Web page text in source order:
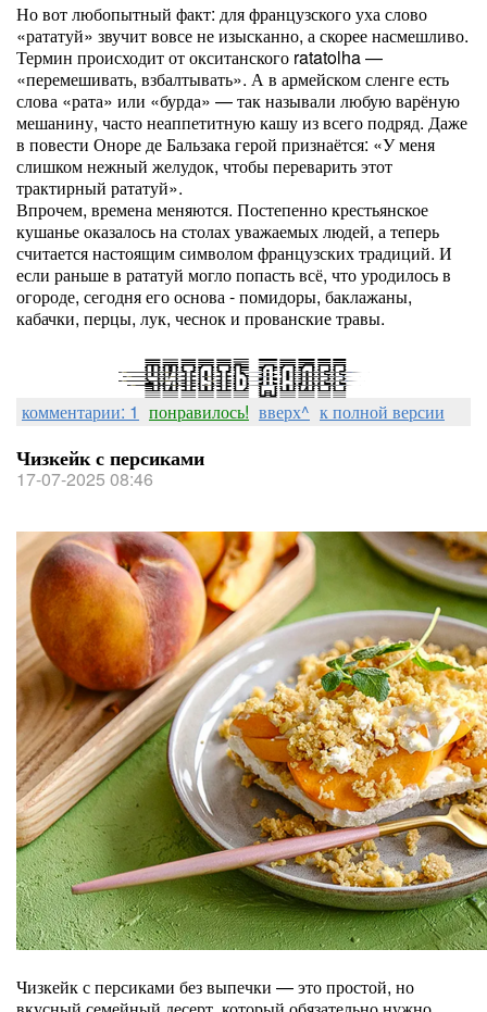
Но вот любопытный факт: для французского уха слово
«рататуй» звучит вовсе не изысканно, а скорее насмешливо.
Термин происходит от окситанского ratatolha —
«перемешивать, взбалтывать». А в армейском сленге есть
слова «рата» или «бурда» — так называли любую варёную
мешанину, часто неаппетитную кашу из всего подряд. Даже
в повести Оноре де Бальзака герой признаётся: «У меня
слишком нежный желудок, чтобы переварить этот
трактирный рататуй».
Впрочем, времена меняются. Постепенно крестьянское
кушанье оказалось на столах уважаемых людей, а теперь
считается настоящим символом французских традиций. И
если раньше в рататуй могло попасть всё, что уродилось в
огороде, сегодня его основа - помидоры, баклажаны,
кабачки, перцы, лук, чеснок и прованские травы.
комментарии: 1 понравилось! вверх^ к полной версии
Чизкейк с персиками
17-07-2025 08:46
Чизкейк с персиками без выпечки — это простой, но